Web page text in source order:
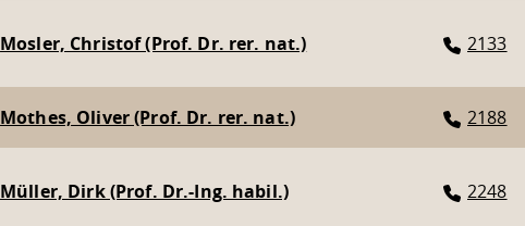
Mosler, Christof (Prof. Dr. rer. nat.) 2133
Mothes, Oliver (Prof. Dr. rer. nat.) 2188
Müller, Dirk (Prof. Dr.-Ing. habil.) 2248